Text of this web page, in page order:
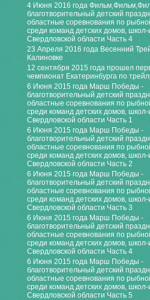
4 Июня 2016 года
благотворительный детский
областные соревнования по
среди команд детских домов,
Свердловской области Часть 4
23 Апреля 2016 года Весенний
Калиновке
12 сентября 2015 года прошел
чемпионат Екатеринбурга по
6 Июня 2015 года Марш Победы -
благотворительный детский
областные соревнования по
среди команд детских домов,
Свердловской области Часть 1
6 Июня 2015 года Марш Победы -
благотворительный детский
областные соревнования по
среди команд детских домов,
Свердловской области Часть 2
6 Июня 2015 года Марш Победы -
благотворительный детский
областные соревнования по
среди команд детских домов,
Свердловской области Часть 3
6 Июня 2015 года Марш Победы -
благотворительный детский
областные соревнования по
среди команд детских домов,
Свердловской области Часть 4
6 Июня 2015 года Марш Победы -
благотворительный детский
областные соревнования по
среди команд детских домов,
Свердловской области Часть 5